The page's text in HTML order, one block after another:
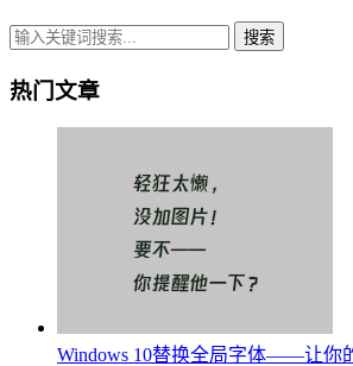
搜索
热门文章
Windows 10替换全局字体——让你